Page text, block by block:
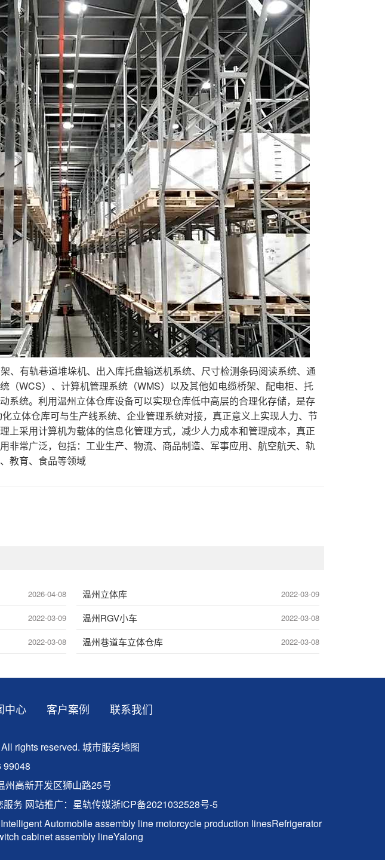
、有轨巷道堆垛机、出入库托盘输送机系统、尺寸检测条码阅读系统、通
（WCS）、计算机管理系统（WMS）以及其他如电缆桥架、配电柜、托
系统。利用温州立体仓库设备可以实现仓库低中高层的合理化存储，是存
立体仓库可与生产线系统、企业管理系统对接，真正意义上实现人力、节
上采用计算机为载体的信息化管理方式，减少人力成本和管理成本，真正
非常广泛，包括：工业生产、物流、商品制造、军事应用、航空航天、轨
教育、食品等领域
2026-04-08 温州立体库 2022-03-09
2022-03-09 温州RGV小车 2022-03-08
2022-03-08 温州巷道车立体仓库 2022-03-08
中心 客户案例 联系我们
rights reserved. 城市服务地图
99048
州高新开发区狮山路25号
务 网站推广： 星轨传媒浙ICP备2021032528号-5
Automobile assembly line motorcycle production linesRefrigerator
cabinet assembly lineYalong